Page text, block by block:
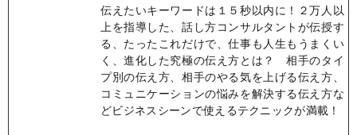
伝えたいキーワードは１５秒以内に！２万人以
上を指導した、話し方コンサルタントが伝授す
る、たったこれだけで、仕事も人生もうまくい
く、進化した究極の伝え方とは？ 相手のタイ
プ別の伝え方、相手のやる気を上げる伝え方、
コミュニケーションの悩みを解決する伝え方な
どビジネスシーンで使えるテクニックが満載！